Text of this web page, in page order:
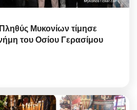
Μυκονίων τίμησε
του Οσίου Γερασίμου